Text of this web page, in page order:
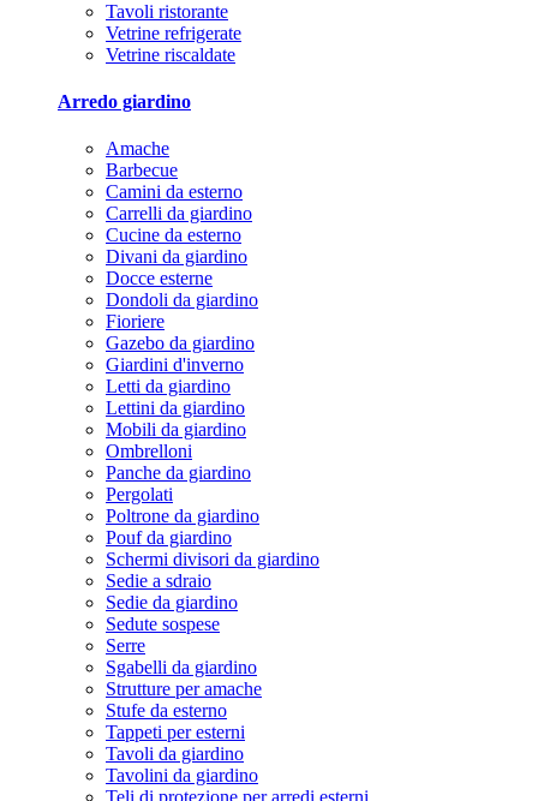
Tavoli ristorante
Vetrine refrigerate
Vetrine riscaldate
Arredo giardino
Amache
Barbecue
Camini da esterno
Carrelli da giardino
Cucine da esterno
Divani da giardino
Docce esterne
Dondoli da giardino
Fioriere
Gazebo da giardino
Giardini d'inverno
Letti da giardino
Lettini da giardino
Mobili da giardino
Ombrelloni
Panche da giardino
Pergolati
Poltrone da giardino
Pouf da giardino
Schermi divisori da giardino
Sedie a sdraio
Sedie da giardino
Sedute sospese
Serre
Sgabelli da giardino
Strutture per amache
Stufe da esterno
Tappeti per esterni
Tavoli da giardino
Tavolini da giardino